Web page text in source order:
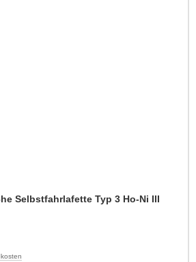
Selbstfahrlafette Typ 3 Ho-Ni III